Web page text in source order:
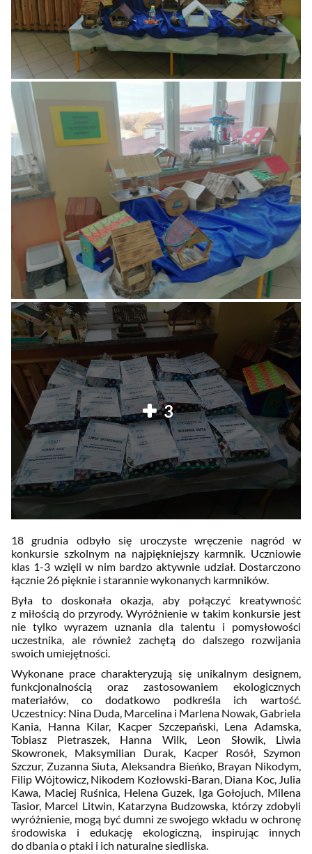
3
18 grudnia odbyło się uroczyste wręczenie nagród w
konkursie szkolnym na najpiękniejszy karmnik. Uczniowie
klas 1-3 wzięli w nim bardzo aktywnie udział. Dostarczono
łącznie 26 pięknie i starannie wykonanych karmników.
Była to doskonała okazja, aby połączyć kreatywność
z miłością do przyrody. Wyróżnienie w takim konkursie jest
nie tylko wyrazem uznania dla talentu i pomysłowości
uczestnika, ale również zachętą do dalszego rozwijania
swoich umiejętności.
Wykonane prace charakteryzują się unikalnym designem,
funkcjonalnością oraz zastosowaniem ekologicznych
materiałów, co dodatkowo podkreśla ich wartość.
Uczestnicy: Nina Duda, Marcelina i Marlena Nowak, Gabriela
Kania, Hanna Kilar, Kacper Szczepański, Lena Adamska,
Tobiasz Pietraszek, Hanna Wilk, Leon Słowik, Liwia
Skowronek, Maksymilian Durak, Kacper Rosół, Szymon
Szczur, Zuzanna Siuta, Aleksandra Bieńko, Brayan Nikodym,
Filip Wójtowicz, Nikodem Kozłowski-Baran, Diana Koc, Julia
Kawa, Maciej Ruśnica, Helena Guzek, Iga Gołojuch, Milena
Tasior, Marcel Litwin, Katarzyna Budzowska, którzy zdobyli
wyróżnienie, mogą być dumni ze swojego wkładu w ochronę
środowiska i edukację ekologiczną, inspirując innych
do dbania o ptaki i ich naturalne siedliska.